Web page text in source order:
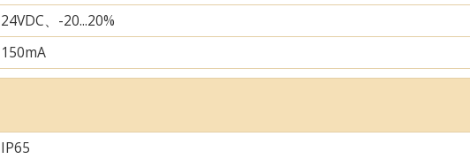
24VDC、-20...20%
150mA
IP65